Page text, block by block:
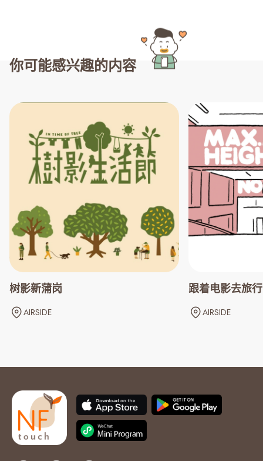
你可能感兴趣的内容
树影新蒲岗
AIRSIDE
跟着电影去旅行
AIRSIDE